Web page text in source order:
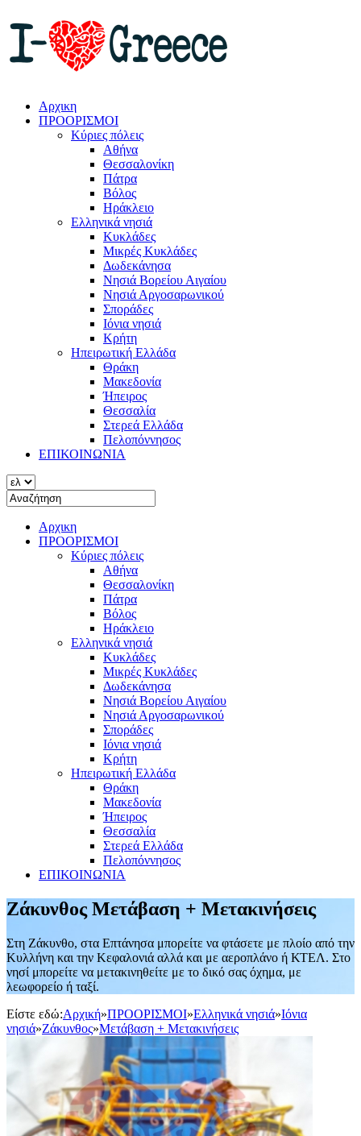
Αρχικη
ΠΡΟΟΡΙΣΜΟΙ
Κύριες πόλεις
Αθήνα
Θεσσαλονίκη
Πάτρα
Βόλος
Ηράκλειο
Ελληνικά νησιά
Κυκλάδες
Μικρές Κυκλάδες
Δωδεκάνησα
Νησιά Βορείου Αιγαίου
Νησιά Αργοσαρωνικού
Σποράδες
Ιόνια νησιά
Κρήτη
Ηπειρωτική Ελλάδα
Θράκη
Μακεδονία
Ήπειρος
Θεσσαλία
Στερεά Ελλάδα
Πελοπόννησος
ΕΠΙΚΟΙΝΩΝΙΑ
Αρχικη
ΠΡΟΟΡΙΣΜΟΙ
Κύριες πόλεις
Αθήνα
Θεσσαλονίκη
Πάτρα
Βόλος
Ηράκλειο
Ελληνικά νησιά
Κυκλάδες
Μικρές Κυκλάδες
Δωδεκάνησα
Νησιά Βορείου Αιγαίου
Νησιά Αργοσαρωνικού
Σποράδες
Ιόνια νησιά
Κρήτη
Ηπειρωτική Ελλάδα
Θράκη
Μακεδονία
Ήπειρος
Θεσσαλία
Στερεά Ελλάδα
Πελοπόννησος
ΕΠΙΚΟΙΝΩΝΙΑ
Ζάκυνθος Μετάβαση + Μετακινήσεις
Στη Ζάκυνθο, στα Επτάνησα μπορείτε να φτάσετε με πλοίο από την
Κυλλήνη και την Κεφαλονιά αλλά και με αεροπλάνο ή ΚΤΕΛ. Στο
νησί μπορείτε να μετακινηθείτε με το δικό σας όχημα, με
λεωφορείο ή ταξί.
Είστε εδώ:Αρχική»ΠΡΟΟΡΙΣΜΟΙ»Ελληνικά νησιά»Ιόνια
νησιά»Ζάκυνθος»Μετάβαση + Μετακινήσεις